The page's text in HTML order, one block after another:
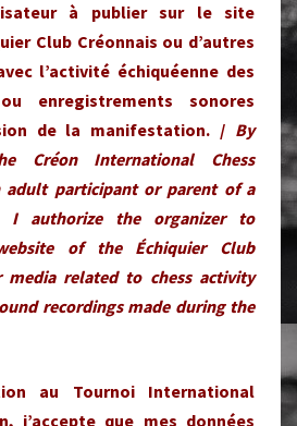
à publier sur le site
Club Créonnais ou d’autres
l’activité échiquéenne des
enregistrements sonores
de la manifestation. / By
Créon International Chess
adult participant or parent of a
I authorize the organizer to
of the Échiquier Club
media related to chess activity
recordings made during the
au Tournoi International
j’accepte que mes données